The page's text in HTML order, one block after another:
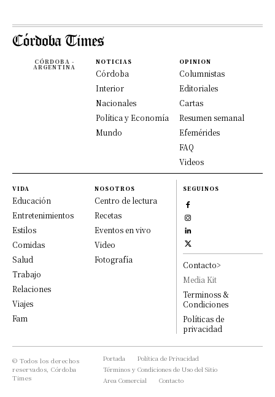
CÓRDOBA -
ARGENTINA
NOTICIAS
Córdoba
Interior
Nacionales
Política y Economía
Mundo
OPINION
Columnistas
Editoriales
Cartas
Resumen semanal
Efemérides
FAQ
Videos
VIDA
Educación
Entretenimientos
Estilos
Comidas
Salud
Trabajo
Relaciones
Viajes
Fam
NOSOTROS
Centro de lectura
Recetas
Eventos en vivo
Video
Fotografía
SEGUINOS
Contacto>
Media Kit
Terminoss &
Condiciones
Políticas de
privacidad
© Todos los derechos
reservados, Córdoba
Times
Portada
Política de Privacidad
Términos y Condiciones de Uso del Sitio
Area Comercial
Contacto